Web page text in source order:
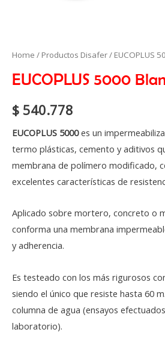
Home / Productos Disafer/ EUCOPLUS
EUCOPLUS 5000
$ 540.778
EUCOPLUS 5000es un
termo plásticas, cemento y aditivos
membrana de polímero modificado,
excelentes características de
Aplicado sobre mortero, concreto o
conforma una membrana
y adherencia.
Es testeado con los más rigurosos
siendo el único que resiste hasta 60
columna de agua (ensayos
laboratorio).
EUCOPLUS
5000
Blanco
quantity